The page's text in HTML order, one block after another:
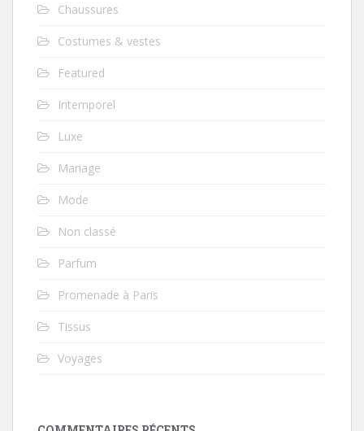
Chaussures
Costumes & vestes
Featured
Intemporel
Luxe
Mariage
Mode
Non classé
Parfum
Promenade à Paris
Tissus
Voyages